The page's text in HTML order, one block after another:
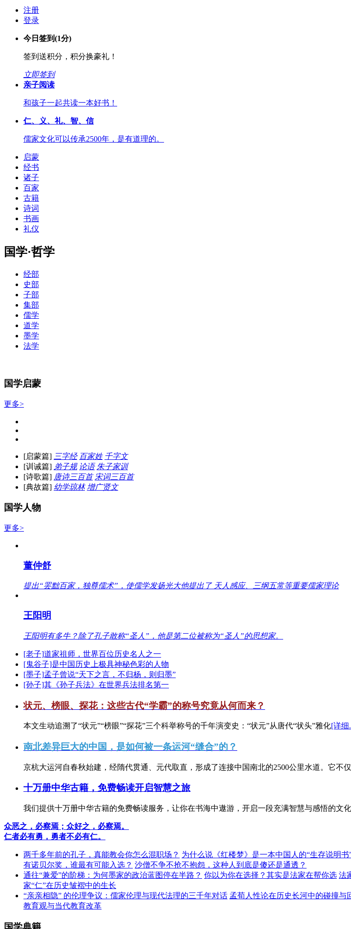
注册
登录
今日签到(1分)
签到送积分，积分换豪礼！
立即签到
亲子阅读
和孩子一起共读一本好书！
仁、义、礼、智、信
儒家文化可以传承2500年，是有道理的。
启蒙
经书
诸子
百家
古籍
诗词
书画
礼仪
国学·哲学
经部
史部
子部
集部
儒学
道学
墨学
法学
国学启蒙
更多>
[启蒙篇] 三字经 百家姓 千字文
[训诫篇] 弟子规 论语 朱子家训
[诗歌篇] 唐诗三百首 宋词三百首
[典故篇] 幼学琼林 增广贤文
国学人物
更多>
董仲舒
提出“罢黜百家，独尊儒术”，使儒学发扬光大他提出了 天人感应、三纲五常等重要儒家理论
王阳明
王阳明有多牛？除了孔子敢称“圣人”，他是第二位被称为“圣人”的思想家。
[老子]道家祖师，世界百位历史名人之一
[鬼谷子]是中国历史上极具神秘色彩的人物
[墨子]孟子曾说“天下之言，不归杨，则归墨”
[孙子]其《孙子兵法》在世界兵法排名第一
状元、榜眼、探花：这些古代“学霸”的称号究竟从何而来？
本文生动追溯了“状元”“榜眼”“探花”三个科举称号的千年演变史：“状元”从唐代“状头”雅化[详细
南北差异巨大的中国，是如何被一条运河“缝合”的？
京杭大运河自春秋始建，经隋代贯通、元代取直，形成了连接中国南北的2500公里水道。它不
十万册中华古籍，免费畅读开启智慧之旅
我们提供十万册中华古籍的免费畅读服务，让你在书海中遨游，开启一段充满智慧与感悟的文
众恶之，必察焉；众好之，必察焉。
仁者必有勇，勇者不必有仁。
两千多年前的孔子，真能教会你怎么混职场？ 为什么说《红楼梦》是一本中国人的“生存说明书
有诺贝尔奖，谁最有可能入选？ 沙僧不争不抢不抱怨，这种人到底是傻还是通透？
通往“兼爱”的阶梯：为何墨家的政治蓝图停在半路？ 你以为你在选择？其实是法家在帮你选 法
家“仁”在历史皱褶中的生长
“亲亲相隐” 的伦理争议：儒家伦理与现代法理的三千年对话 孟荀人性论在历史长河中的碰撞与
教育观与当代教育改革
国学典籍